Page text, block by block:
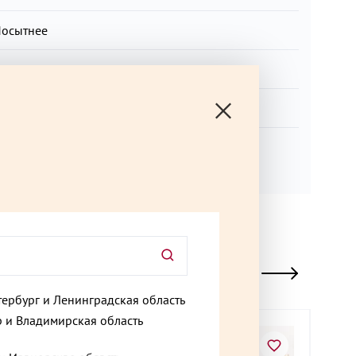
и паста, Птица
и Ленинградская область
Владимирская область